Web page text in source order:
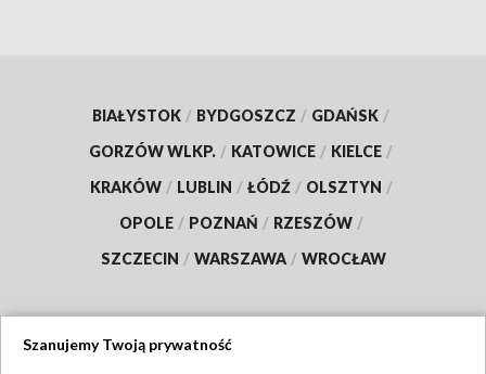
BIAŁYSTOK / BYDGOSZCZ / GDAŃSK /
GORZÓW WLKP. / KATOWICE / KIELCE /
KRAKÓW / LUBLIN / ŁÓDŹ / OLSZTYN /
OPOLE / POZNAŃ / RZESZÓW /
SZCZECIN / WARSZAWA / WROCŁAW
Szanujemy Twoją prywatność